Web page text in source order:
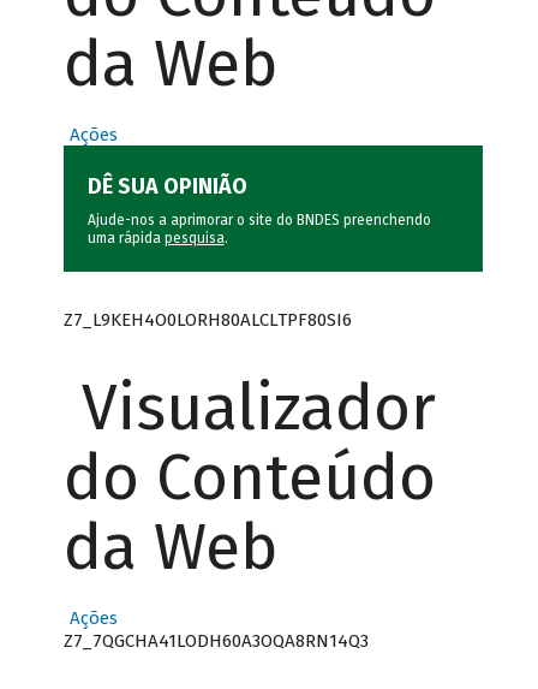
da Web
Ações
DÊ SUA OPINIÃO
Ajude-nos a aprimorar o site do BNDES preenchendo
uma rápida pesquisa.
Z7_L9KEH4O0LORH80ALCLTPF80SI6
Visualizador
do Conteúdo
da Web
Ações
Z7_7QGCHA41LODH60A3OQA8RN14Q3